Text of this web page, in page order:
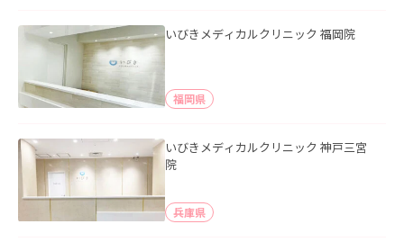
いびきメディカルクリニック 福岡院
福岡県
いびきメディカルクリニック 神戸三宮
院
兵庫県